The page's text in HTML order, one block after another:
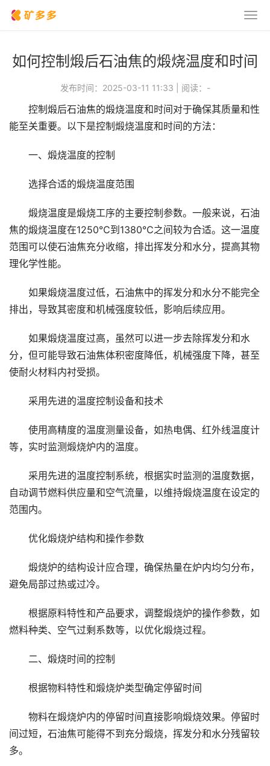
如何控制煅后石油焦的煅烧温度和时间
发布时间：2025-03-11 11:33 阅读： -
控制煅后石油焦的煅烧温度和时间对于确保其质量和性
能至关重要。以下是控制煅烧温度和时间的方法：
一、煅烧温度的控制
选择合适的煅烧温度范围
煅烧温度是煅烧工序的主要控制参数。一般来说，石油
焦的煅烧温度在1250℃到1380℃之间较为合适。这一温度
范围可以使石油焦充分收缩，排出挥发分和水分，提高其物
理化学性能。
如果煅烧温度过低，石油焦中的挥发分和水分不能完全
排出，导致其密度和机械强度较低，影响后续应用。
如果煅烧温度过高，虽然可以进一步去除挥发分和水
分，但可能导致石油焦体积密度降低，机械强度下降，甚至
使耐火材料内衬受损。
采用先进的温度控制设备和技术
使用高精度的温度测量设备，如热电偶、红外线温度计
等，实时监测煅烧炉内的温度。
采用先进的温度控制系统，根据实时监测的温度数据，
自动调节燃料供应量和空气流量，以维持煅烧温度在设定的
范围内。
优化煅烧炉结构和操作参数
煅烧炉的结构设计应合理，确保热量在炉内均匀分布，
避免局部过热或过冷。
根据原料特性和产品要求，调整煅烧炉的操作参数，如
燃料种类、空气过剩系数等，以优化煅烧过程。
二、煅烧时间的控制
根据物料特性和煅烧炉类型确定停留时间
物料在煅烧炉内的停留时间直接影响煅烧效果。停留时
间过短，石油焦可能得不到充分煅烧，挥发分和水分残留较
多。